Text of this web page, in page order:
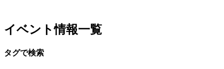
イベント情報一覧
タグで検索